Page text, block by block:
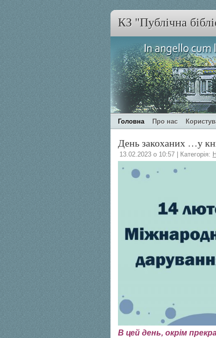
КЗ "Публічна
Головна Про нас
День закоханих …у
13.02.2023 о 10:57 | Категорія:
В цей день, окрім